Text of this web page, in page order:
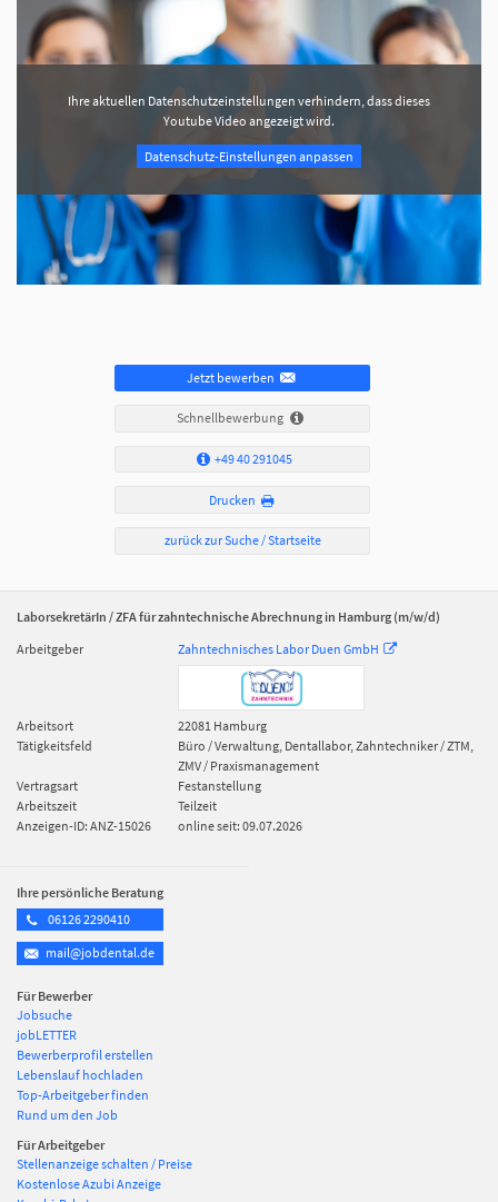
Ihre aktuellen Datenschutzeinstellungen verhindern, dass dieses
Youtube Video angezeigt wird.
Datenschutz-Einstellungen anpassen
Jetzt bewerben
Schnellbewerbung
+49 40 291045
Drucken
zurück zur Suche / Startseite
LaborsekretärIn / ZFA für zahntechnische Abrechnung in Hamburg (m/w/d)
Arbeitgeber
Zahntechnisches Labor Duen GmbH
Arbeitsort 22081 Hamburg
Tätigkeitsfeld
Büro / Verwaltung, Dentallabor, Zahntechniker / ZTM,
ZMV / Praxismanagement
Vertragsart
Festanstellung
Arbeitszeit
Teilzeit
Anzeigen-ID: ANZ-15026
online seit: 09.07.2026
Ihre persönliche Beratung
06126 2290410
mail@jobdental.de
Für Bewerber
Jobsuche
jobLETTER
Bewerberprofil erstellen
Lebenslauf hochladen
Top-Arbeitgeber finden
Rund um den Job
Für Arbeitgeber
Stellenanzeige schalten / Preise
Kostenlose Azubi Anzeige